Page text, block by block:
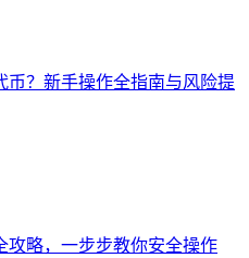
币？新手操作全指南与风险提
攻略，一步步教你安全操作